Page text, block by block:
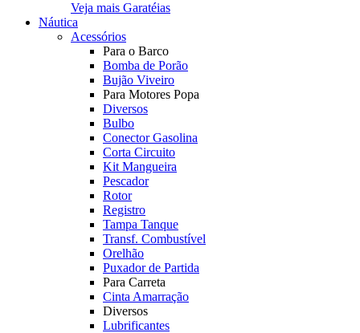
Veja mais Garatéias
Náutica
Acessórios
Para o Barco
Bomba de Porão
Bujão Viveiro
Para Motores Popa
Diversos
Bulbo
Conector Gasolina
Corta Circuito
Kit Mangueira
Pescador
Rotor
Registro
Tampa Tanque
Transf. Combustível
Orelhão
Puxador de Partida
Para Carreta
Cinta Amarração
Diversos
Lubrificantes